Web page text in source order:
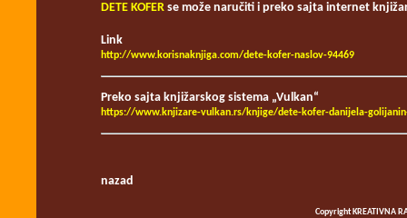
DETE KOFER se može naručiti i preko sajta internet
Link
http://www.korisnaknjiga.com/dete-kofer-naslov-94469
Preko sajta knjižarskog sistema „Vulkan“
https://www.knjizare-vulkan.rs/knjige/dete-kofer-danijela-
nazad
Copyright KREATIVNA